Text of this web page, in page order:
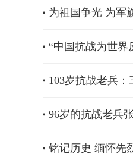
为祖国争光 为
“中国抗战为世界
103岁抗战老兵
96岁的抗战老兵
铭记历史 缅怀先